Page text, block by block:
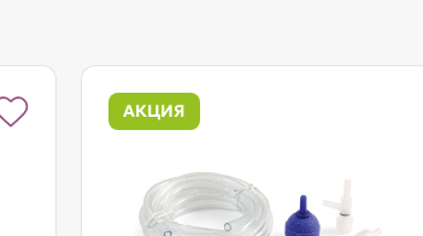
АКЦИЯ